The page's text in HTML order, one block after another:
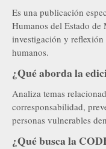
Es una publicación
Humanos del Estado de
investigación y reflexión
humanos.
¿Qué aborda la
Analiza temas
corresponsabilidad,
personas vulnerables
¿Qué busca la